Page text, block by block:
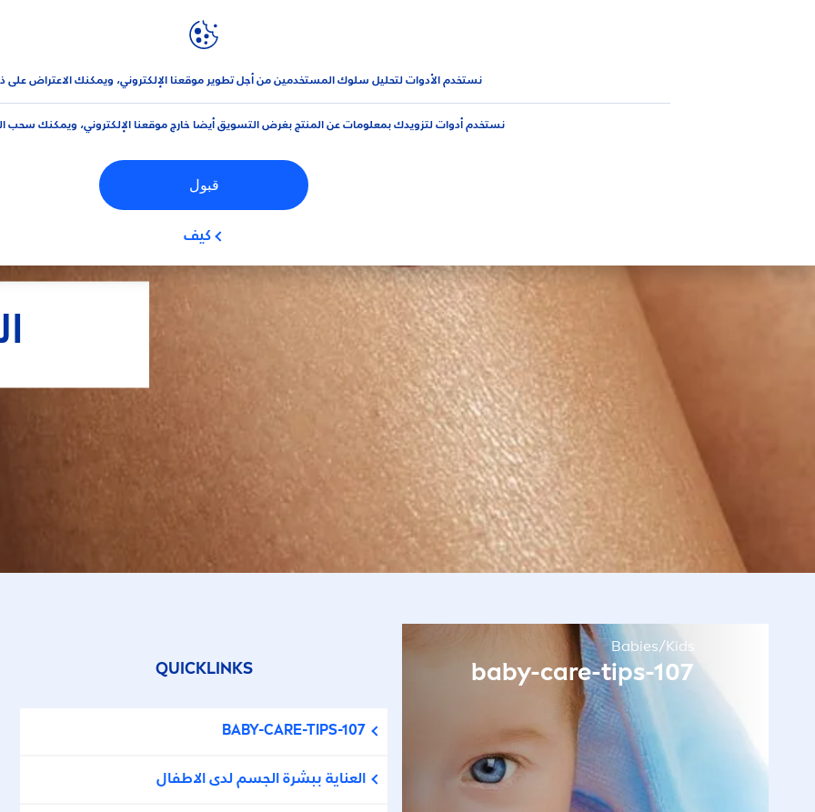
نستخدم الأدوات لتحليل سلوك المستخدمين من أجل تطوير موقعنا الإلكتروني، ويمكنك الاعتراض
نستخدم أدوات لتزويدك بمعلومات عن المنتج بغرض التسويق أيضا خارج موقعنا الإلكتروني، ويمكنك سحب
قبول
كيف
العلامة التجارية و الشركة
Babies/Kids
baby-care-tips-107
QUICKLINKS
BABY-CARE-TIPS-107
العناية ببشرة الجسم لدى الاطفال